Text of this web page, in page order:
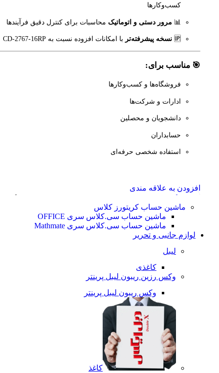
کسب‌وکارها
📊 مرور دستی و اتوماتیک محاسبات برای کنترل دقیق فرآیندها
🆙 نسخه پیشرفته‌تر با امکانات افزوده نسبت به CD-2767-16RP
🎯 مناسب برای:
فروشگاه‌ها و کسب‌وکارها
ادارات و شرکت‌ها
دانشجویان و محصلین
حسابداران
استفاده شخصی حرفه‌ای
افزودن به علاقه مندی
ها ممکن است در صفحه محصول انتخاب شوند
مشاهده سریع
ماشین حساب کریتورز کلاس
ماشین حساب سی.کلاس سری OFFICE
ماشین حساب سی.کلاس سری Mathmate
لوازم جانبی و تحریر
لیبل
کاغذی
وکس رزین ریبون لیبل پرینتر
وکس ریبون لیبل پرینتر
کاغذ